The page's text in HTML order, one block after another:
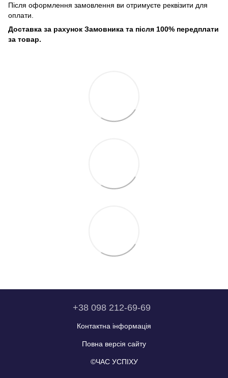
Після оформлення замовлення ви отримуєте реквізити для
оплати.
Доставка за рахунок Замовника та після 100% передплати
за товар.
+38 098 212-69-69
Контактна інформація
Повна версія сайту
©ЧАС УСПІХУ